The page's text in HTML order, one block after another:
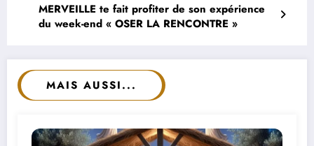
MERVEILLE te fait profiter de son expérience
du week-end « OSER LA RENCONTRE »
MAIS AUSSI...